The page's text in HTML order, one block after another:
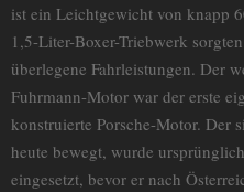
ist ein Leichtgewicht von knapp
1,5-Liter-Boxer-Triebwerk
überlegene Fahrleistungen. Der
Fuhrmann-Motor war der erste
konstruierte Porsche-Motor. Der
heute bewegt, wurde
eingesetzt, bevor er nach